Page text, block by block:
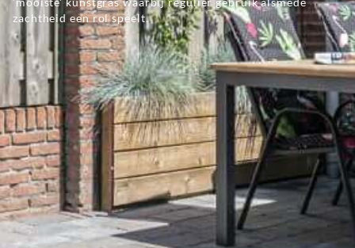
zachtheid een rol speelt.